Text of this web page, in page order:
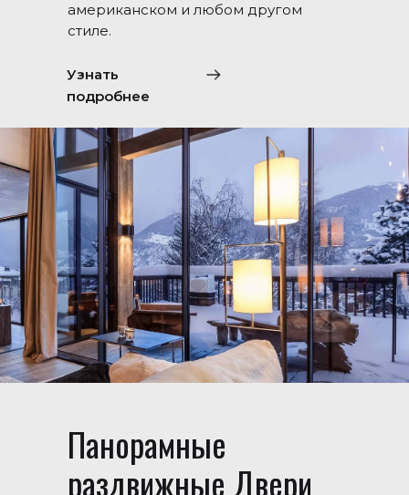
американском и любом другом
стиле.
Узнать
подробнее
Панорамные
раздвижные Двери